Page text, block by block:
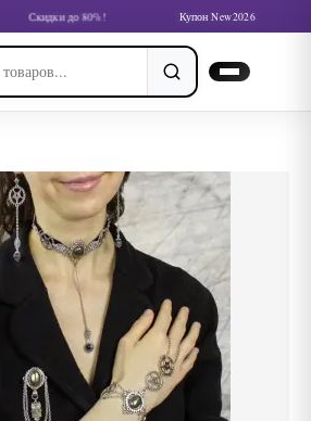
Скидки до 80%! Купон New2026